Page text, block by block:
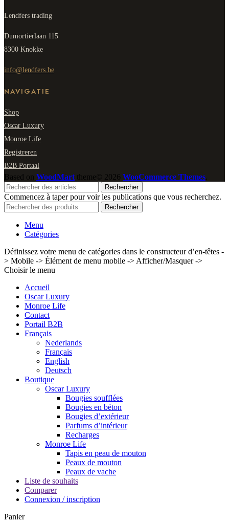
Lendfers trading
Dumortierlaan 115
8300 Knokke
info@lendfers.be
NAVIGATIE
Shop
Oscar Luxury
Monroe Life
Registreren
B2B Portaal
Based on WoodMart theme© 2026 WooCommerce Themes
Rechercher
Commencez à taper pour voir les publications que vous recherchez.
Rechercher
Menu
Catégories
Définissez votre menu de catégories dans le constructeur d’en-têtes -
> Mobile -> Élément de menu mobile -> Afficher/Masquer ->
Choisir le menu
Accueil
Oscar Luxury
Monroe Life
Contact
Portail B2B
Français
Nederlands
Français
English
Deutsch
Boutique
Oscar Luxury
Bougies soufflées
Bougies en béton
Bougies d’extérieur
Parfums d’intérieur
Recharges
Monroe Life
Tapis en peau de mouton
Peaux de mouton
Peaux de vache
Liste de souhaits
Comparer
Connexion / inscription
Panier